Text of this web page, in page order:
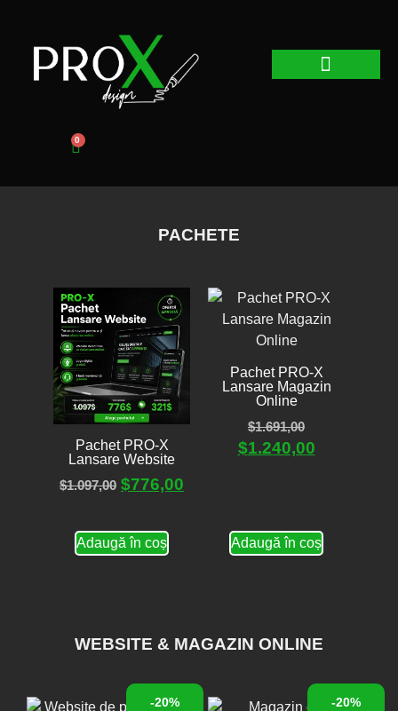
0
PACHETE
Pachet PRO-X
Lansare Website
$1.097,00 $776,00
Adaugă în coș
Pachet PRO-X
Lansare Magazin
Online
$1.691,00
$1.240,00
Adaugă în coș
WEBSITE & MAGAZIN ONLINE
-20% -20%